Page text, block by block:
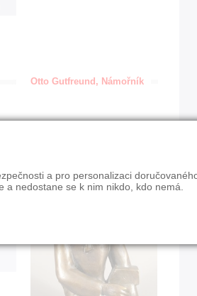
Otto Gutfreund, Námořník
a pro personalizaci
nedostane se k nim nikdo, kdo nemá.